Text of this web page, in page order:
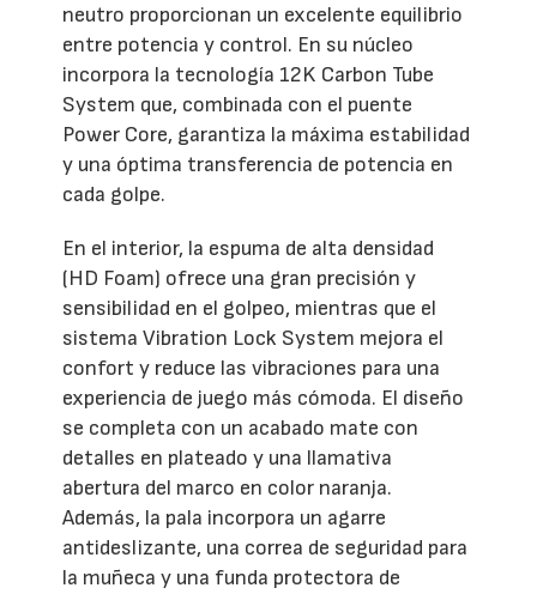
neutro proporcionan un excelente equilibrio
entre potencia y control. En su núcleo
incorpora la tecnología 12K Carbon Tube
System que, combinada con el puente
Power Core, garantiza la máxima estabilidad
y una óptima transferencia de potencia en
cada golpe.
En el interior, la espuma de alta densidad
(HD Foam) ofrece una gran precisión y
sensibilidad en el golpeo, mientras que el
sistema Vibration Lock System mejora el
confort y reduce las vibraciones para una
experiencia de juego más cómoda. El diseño
se completa con un acabado mate con
detalles en plateado y una llamativa
abertura del marco en color naranja.
Además, la pala incorpora un agarre
antideslizante, una correa de seguridad para
la muñeca y una funda protectora de